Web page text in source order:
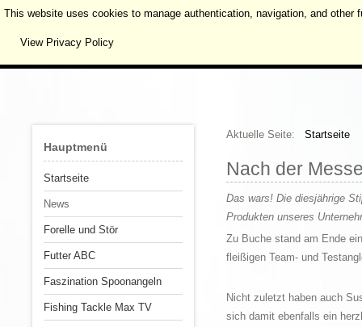
Hauptmenü
Startseite
News
Forelle und Stör
Futter ABC
Faszination Spoonangeln
Fishing Tackle Max TV
Aktuelle Seite: Startseite
Nach der
Das wars! Die diesjährige
Produkten unseres
Zu Buche stand am Ende
fleißigen Team- und
Nicht zuletzt haben auch
sich damit ebenfalls ein
This website uses cookies to manage authentication, navigation, and
View Privacy Policy